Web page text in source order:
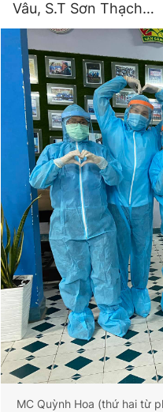
Vâu, S.T Sơn Thạch…
MC Quỳnh Hoa (thứ hai từ